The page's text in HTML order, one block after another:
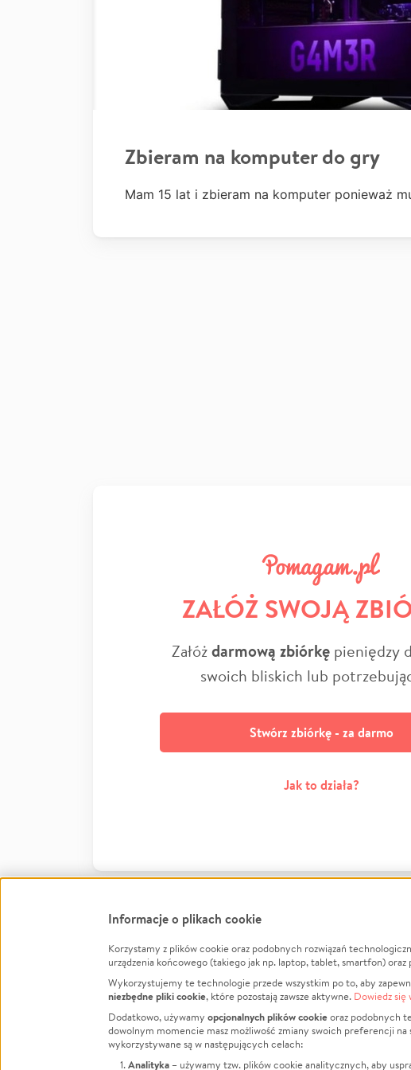
Zbieram na komputer do gry
Mam 15 lat i zbieram na komputer ponieważ
ZAŁÓŻ SWOJĄ
Załóżdarmową zbiórkępieniędzy
swoich bliskich lub
Stwórz zbiórkę - za darmo
Jak to działa?
FacebookTwitter Instagram
LinkedInTikTok Youtube
Informacje
Jak to działa?
Regulamin
Polityka
Informacje o plikach cookie
Korzystamy z plików cookie oraz podobnych rozwiązań
urządzenia końcowego (takiego jak np. laptop, tablet, smartfon) oraz
Wykorzystujemy te technologie przede wszystkim po to, aby
niezbędne pliki cookie, które pozostają zawsze aktywne. Dowiedz się
Dodatkowo, używamy opcjonalnych plików cookieoraz podobnych
dowolnym momencie masz możliwość zmiany swoich preferencji
wykorzystywane są w następujących celach:
Analityka – używamy tzw. plików cookie analitycznych, aby